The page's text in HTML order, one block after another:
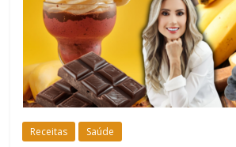
Receitas Saúde